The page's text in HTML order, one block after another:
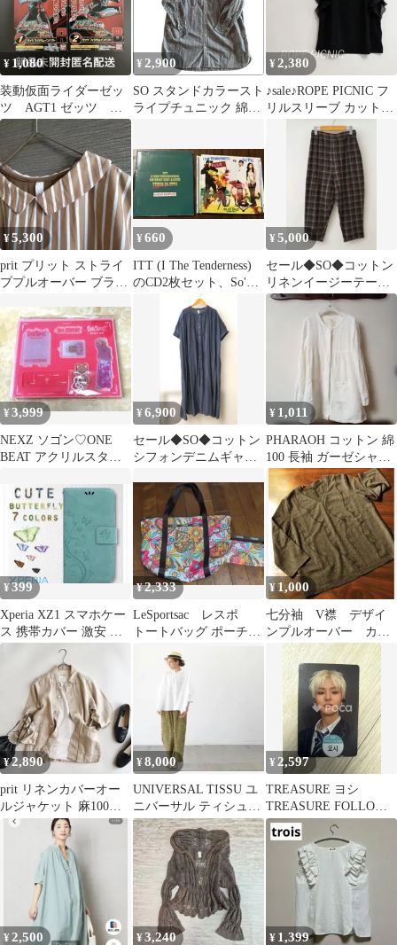
¥ 1,080
装動仮面ライダーゼッ
ツ AGT1 ゼッツ フ
ィジカムインパクト AB
匿名配送
¥ 2,900
SO スタンドカラースト
ライプチュニック 綿
¥2,380
♪sale♪ROPE PICNIC フ
リルスリーブ カットソ
ー (新品タグ付)
¥5,300
prit プリット ストライ
ププルオーバー ブラウ
¥660
ITT (I The Tenderness)
のCD2枚セット、So'
¥5,000
セール◆SO◆コットン
リネンイージーテーパ
ードパンツ タータン
¥3,999
NEXZ ソゴン♡ONE
BEAT アクリルスタン
¥6,900
セール◆SO◆コットン
シフォンデニムギャザ
¥ 1,011
PHARAOH コットン 綿
100 長袖 ガーゼシャツ
ホワイト ナチュラン
¥399
Xperia XZ1 スマホケー
ス 携帯カバー 激安 新
品未開封
¥2,333
LeSportsac レスポ
トートバッグ ポーチ付
き 花柄
¥1,000
七分袖 V襟 デザイ
ンプルオーバー カッ
トソー
¥2,890
prit リネンカバーオー
ルジャケット 麻100%
日本製 洗濯可能 プリ
¥8,000
UNIVERSAL TISSU ユ
ニバーサル ティシュ
フレンチリネン ブラ
ウス
¥2,597
TREASURE ヨシ
TREASURE FOLLOW
EVENT
¥2,500 ¥3,240 ¥ 1,399